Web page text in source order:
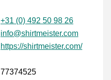
+31 (0) 492 50 98 26
info@shirtmeister.com
https://shirtmeister.com/
77374525